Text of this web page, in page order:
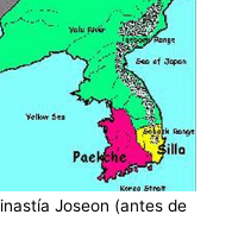
Joseon (antes de